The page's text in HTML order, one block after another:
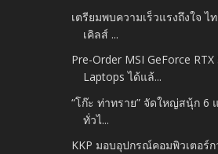
เตรียมพบความเร็วแรงถึงใจ ไ
เคิลส์ ...
Pre-Order MSI GeForce RTX
Laptops ได้แล้...
“โก๊ะ ท่าทราย” จัดใหญ่สนุ้ก 6
ทั่วไ...
KKP มอบอุปกรณ์คอมพิวเตอร์ก